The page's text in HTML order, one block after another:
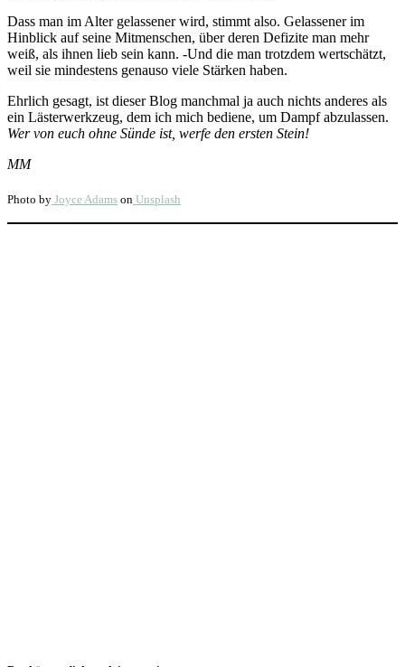
Dass man im Alter gelassener wird, stimmt also. Gelassener im
Hinblick auf seine Mitmenschen, über deren Defizite man mehr
weiß, als ihnen lieb sein kann. -Und die man trotzdem wertschätzt,
weil sie mindestens genauso viele Stärken haben.
Ehrlich gesagt, ist dieser Blog manchmal ja auch nichts anderes als
ein Lästerwerkzeug, dem ich mich bediene, um Dampf abzulassen.
Wer von euch ohne Sünde ist, werfe den ersten Stein!
MM
Photo by Joyce Adams on Unsplash